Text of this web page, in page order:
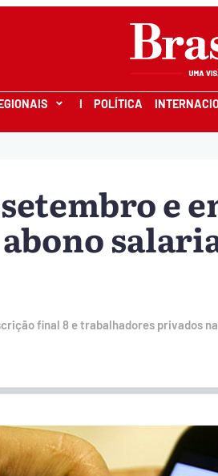
I POLÍTICA
e
final 8 e trabalhadores privados